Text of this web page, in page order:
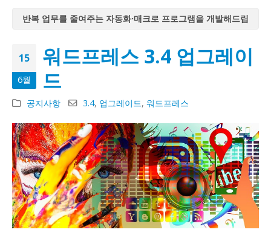
반복 업무를 줄여주는 자동화·매크로 프로그램을 개발해드립
반복 업무를 줄여주는 자동화·매크로 프로그램을 개발해드립
니다
반복 업무를 줄여주는 자동화·매크로 프로그램을 개발해드립
니다
니다
반복 업무를 줄여주는 자동화·매크로 프로그램을 개발해드립
니다
15
6월
워드프레스 3.4 업그레이
드
공지사항 3.4, 업그레이드, 워드프레스